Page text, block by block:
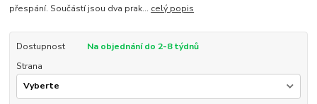
přespání. Součástí jsou dva prak... celý popis
Dostupnost
Na objednání do 2-8 týdnů
Strana